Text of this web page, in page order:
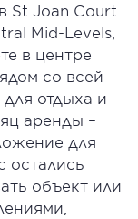
St Joan Court
Mid-Levels,
в центре
со всей
отдыха и
аренды –
для
остались
объект или